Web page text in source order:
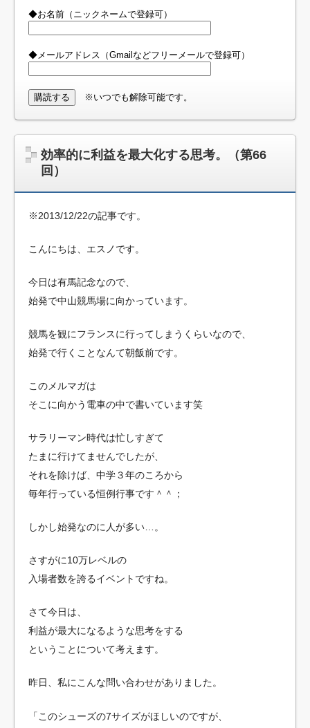
◆お名前（ニックネームで登録可）
◆メールアドレス（Gmailなどフリーメールで登録可）
※いつでも解除可能です。
効率的に利益を最大化する思考。（第66
回）
※2013/12/22の記事です。
こんにちは、エスノです。
今日は有馬記念なので、
始発で中山競馬場に向かっています。
競馬を観にフランスに行ってしまうくらいなので、
始発で行くことなんて朝飯前です。
このメルマガは
そこに向かう電車の中で書いています笑
サラリーマン時代は忙しすぎて
たまに行けてませんでしたが、
それを除けば、中学３年のころから
毎年行っている恒例行事です＾＾；
しかし始発なのに人が多い…。
さすがに10万レベルの
入場者数を誇るイベントですね。
さて今日は、
利益が最大になるような思考をする
ということについて考えます。
昨日、私にこんな問い合わせがありました。
「このシューズの7サイズがほしいのですが、